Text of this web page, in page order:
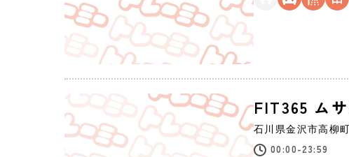
FIT365 ム
石川県金沢市高柳
00:00-23:59